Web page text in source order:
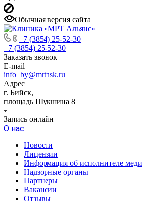
Обычная версия сайта
+7 (3854) 25-52-30
+7 (3854) 25-52-30
Заказать звонок
E-mail
info_by@mrtnsk.ru
Адрес
г. Бийск,
площадь Шукшина 8
Запись онлайн
О нас
Новости
Лицензии
Информация об исполнителе
Надзорные органы
Партнеры
Вакансии
Отзывы